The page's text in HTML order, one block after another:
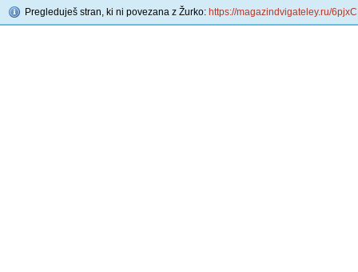
Pregleduješ stran, ki ni povezana z Žurko: https://magazindvigateley.ru/